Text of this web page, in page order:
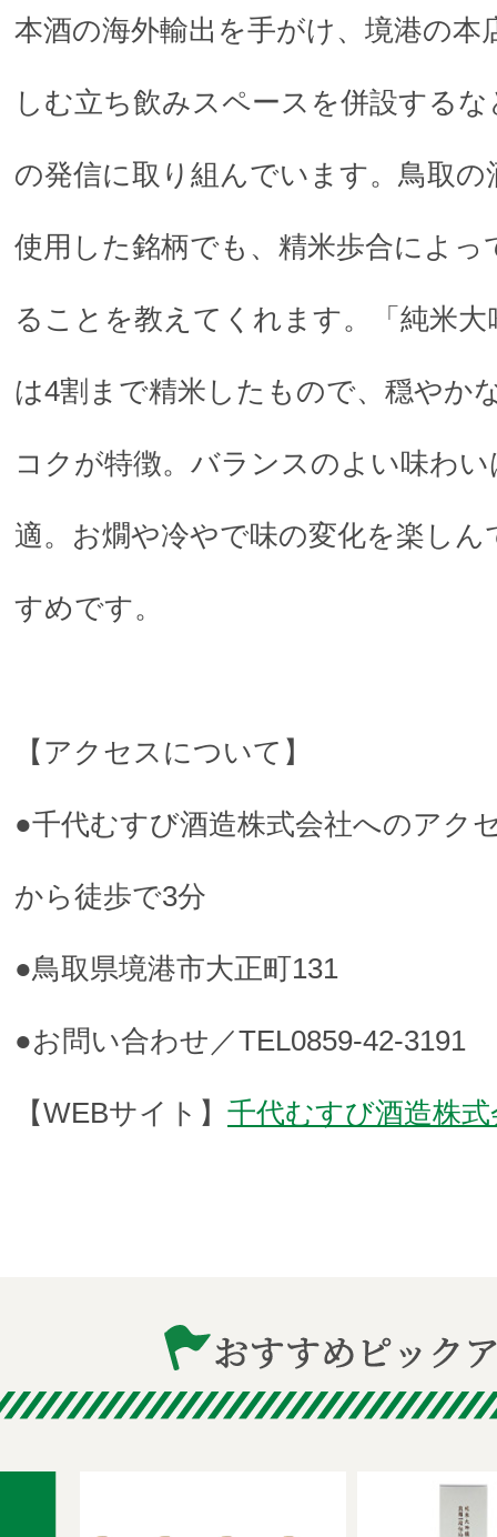
本酒の海外輸出を手がけ、境港の本
しむ立ち飲みスペースを併設する
の発信に取り組んでいます。鳥取の
使用した銘柄でも、精米歩合によっ
ることを教えてくれます。「純米大
は4割まで精米したもので、穏やか
コクが特徴。バランスのよい味わ
適。お燗や冷やで味の変化を楽し
すめです。
【アクセスについて】
●千代むすび酒造株式会社へのアク
から徒歩で3分
●鳥取県境港市大正町131
●お問い合わせ／TEL0859-42-3191
【WEBサイト】 千代むすび酒造株式